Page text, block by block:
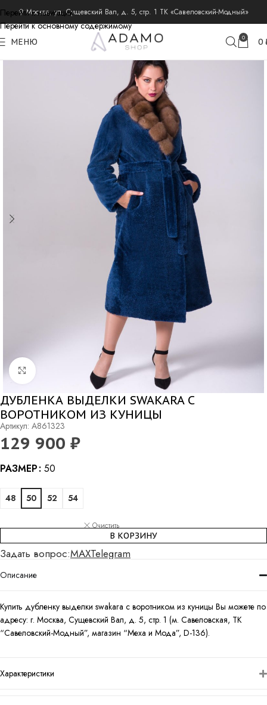
Перейти к навигации
Перейти к основному содержимому
⚲ Москва, ул. Сущевский Вал, д. 5, стр. 1 ТК «Савеловский-Модный»
МЕНЮ 0 0
главная
Нажмите, чтобы увеличить
ДУБЛЕНКА ВЫДЕЛКИ SWAKARA С
ВОРОТНИКОМ ИЗ КУНИЦЫ
Артикул: A861323
129 900 ₽
РАЗМЕР 50
48 50 52 54
Очистить
В КОРЗИНУ
Alternative:
Задать вопрос:MAXTelegram
Описание
Купить дубленку выделки swakara с воротником из куницы Вы можете по
адресу: г. Москва, Сущевский Вал, д. 5, стр. 1 (м. Савеловская, ТК
“Савеловский-Модный”, магазин “Меха и Мода”, D-136).
Характеристики